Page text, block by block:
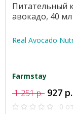
Питательный
авокадо, 40 мл
Real Avocado
Farmstay
1 251 р. 927 р.
0